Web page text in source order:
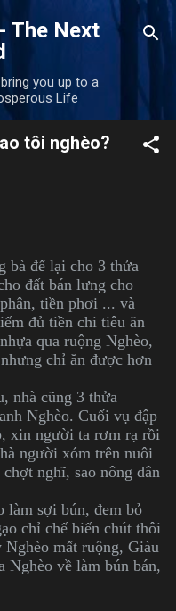
The Next
you up to a
Life
tôi nghèo?
bà để lại cho 3 thửa
đất bán lưng cho
tiền phơi ... và
đủ tiền chi tiêu ăn
qua ruộng Nghèo,
chỉ ăn được hơn
nhà cũng 3 thửa
Nghèo. Cuối vụ đập
xin người ta rơm rạ rồi
người xóm trên nuôi
nghĩ, sao nông dân
làm sợi bún, đem bỏ
chỉ chế biến chút thôi
mất ruộng, Giàu
Nghèo về làm bún bán,